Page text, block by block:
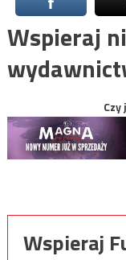
Wspieraj
Wspieraj